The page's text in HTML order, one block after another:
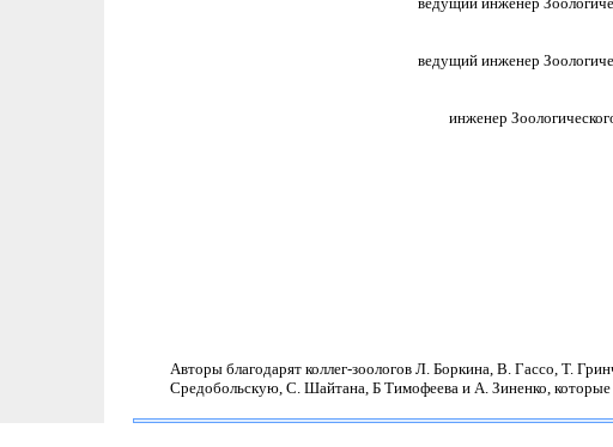
ведущий инженер
инженер
Авторы благодарят коллег-зоологов Л. Боркина, В. Гассо, Т.
Средобольскую, С. Шайтана, Б Тимофеева и А. Зиненко,